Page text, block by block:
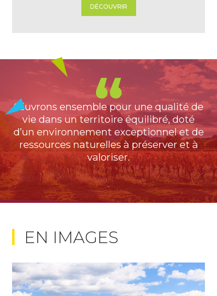
DÉCOUVRIR
Œuvrons ensemble pour une qualité de
vie dans un territoire équilibré, doté
d’un environnement exceptionnel et de
ressources naturelles à préserver et à
valoriser.
.
EN IMAGES